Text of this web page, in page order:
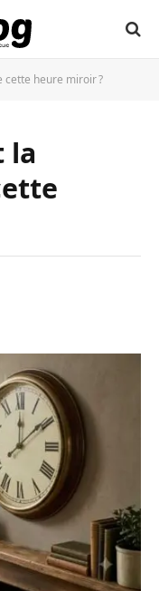
cette heure miroir ?
la